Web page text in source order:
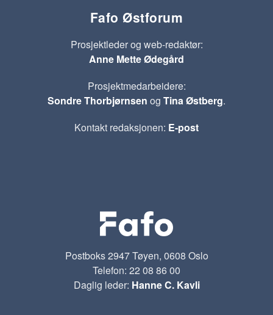
Fafo Østforum
Prosjektleder og web-redaktør:
Anne Mette Ødegård
Prosjektmedarbeidere:
Sondre Thorbjørnsen og Tina Østberg.
Kontakt redaksjonen: E-post
Postboks 2947 Tøyen, 0608 Oslo
Telefon: 22 08 86 00
Daglig leder: Hanne C. Kavli